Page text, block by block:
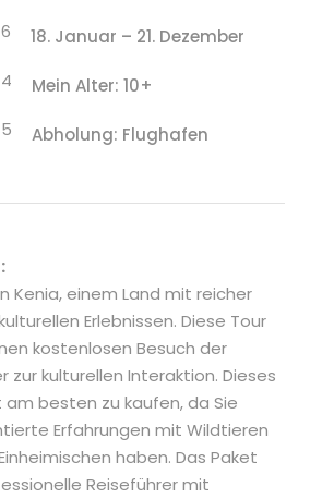
18. Januar – 21. Dezember
Mein Alter: 10+
Abholung: Flughafen
Kenia, einem Land mit reicher
Erlebnissen. Diese Tour
kostenlosen Besuch der
zur kulturellen Interaktion. Dieses
besten zu kaufen, da Sie
Erfahrungen mit Wildtieren
haben. Das Paket
Reiseführer mit